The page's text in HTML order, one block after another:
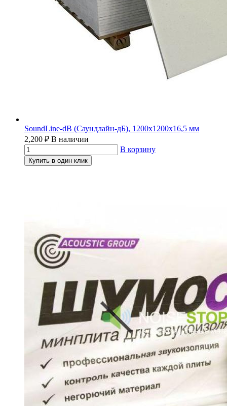
SoundLine-dB (Саундлайн-дБ), 1200х1200х16,5 мм
2,200 ₽ В наличии
В корзину
Купить в один клик